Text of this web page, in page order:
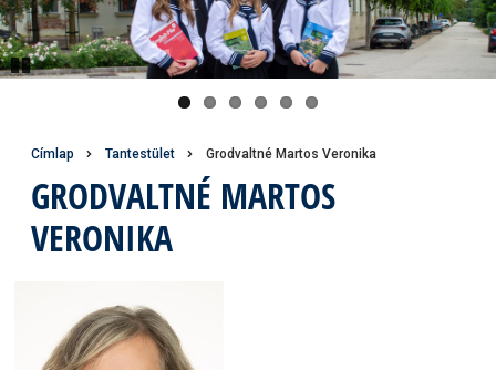
Morzsa
Címlap Tantestület Grodvaltné Martos Veronika
GRODVALTNÉ MARTOS
VERONIKA